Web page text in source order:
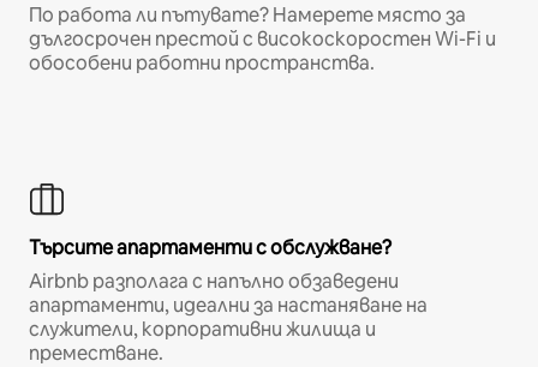
По работа ли пътувате? Намерете място за
дългосрочен престой с високоскоростен Wi-Fi и
обособени работни пространства.
Търсите апартаменти с обслужване?
Airbnb разполага с напълно обзаведени
апартаменти, идеални за настаняване на
служители, корпоративни жилища и
преместване.